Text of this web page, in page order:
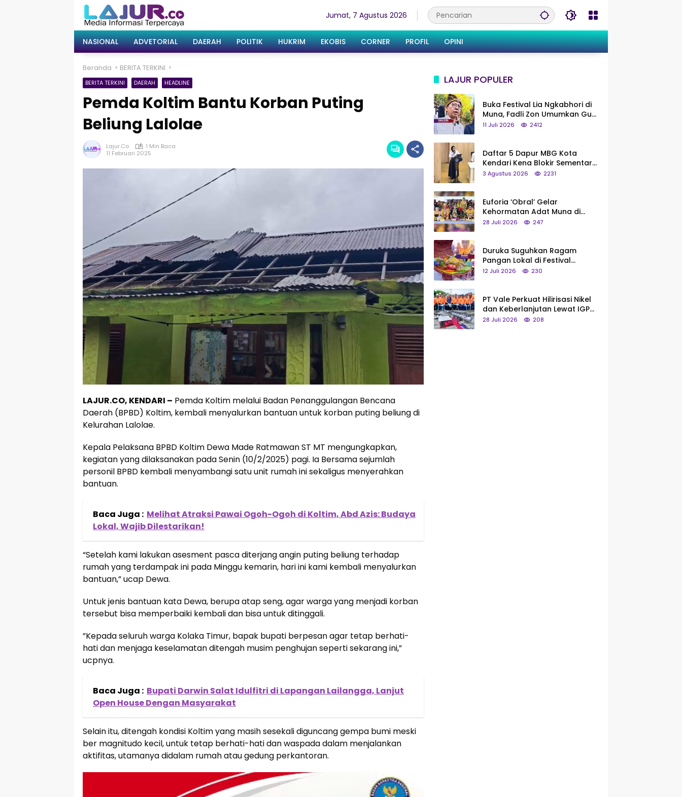
Jumat, 7 Agustus 2026
NASIONAL ADVETORIAL DAERAH POLITIK HUKRIM EKOBIS CORNER PROFIL OPINI
Beranda BERITA TERKINI
BERITA TERKINI DAERAH HEADLINE
Pemda Koltim Bantu Korban Puting
Beliung Lalolae
Lajur.co
1 Min Baca
11 Februari 2025
LAJUR.CO, KENDARI – Pemda Koltim melalui Badan Penanggulangan Bencana
Daerah (BPBD) Koltim, kembali menyalurkan bantuan untuk korban puting beliung di
Kelurahan Lalolae.
Kepala Pelaksana BPBD Koltim Dewa Made Ratmawan ST MT mengungkapkan,
kegiatan yang dilaksanakan pada Senin (10/2/2025) pagi. Ia Bersama sejumlah
personil BPBD kembali menyambangi satu unit rumah ini sekaligus menyerahkan
bantuan.
Baca Juga : Melihat Atraksi Pawai Ogoh-Ogoh di Koltim, Abd Azis: Budaya
Lokal, Wajib Dilestarikan!
“Setelah kami lakukan asesment pasca diterjang angin puting beliung terhadap
rumah yang terdampak ini pada Minggu kemarin, hari ini kami kembali menyalurkan
bantuan,” ucap Dewa.
Untuk jenis bantuan kata Dewa, berupa atap seng, agar warga yang menjadi korban
tersebut bisa memperbaiki kembali dan bisa untuk ditinggali.
”Kepada seluruh warga Kolaka Timur, bapak bupati berpesan agar tetap berhati-
hati dan menjaga keselamatan ditengah musim penghujan seperti sekarang ini,”
ucpnya.
Baca Juga : Bupati Darwin Salat Idulfitri di Lapangan Lailangga, Lanjut
Open House Dengan Masyarakat
Selain itu, ditengah kondisi Koltim yang masih sesekali diguncang gempa bumi meski
ber magnitudo kecil, untuk tetap berhati-hati dan waspada dalam menjalankan
aktifitas, utamanya didalam rumah atau gedung perkantoran.
LAJUR POPULER
Buka Festival Lia Ngkabhori di
Muna, Fadli Zon Umumkan Gua
Metanduno Segera Naik Status
11 Juli 2026 2412
Daftar 5 Dapur MBG Kota
Kendari Kena Blokir Sementara
dari Pusat
3 Agustus 2026 2231
Euforia ‘Obral’ Gelar
Kehormatan Adat Muna di
Silaturahmi KKMM, Ridwan Bae:
28 Juli 2026 247
Duruka Suguhkan Ragam
Pangan Lokal di Festival
Liangkobhori, Dari Umbi Rebus
12 Juli 2026 230
PT Vale Perkuat Hilirisasi Nikel
dan Keberlanjutan Lewat IGP
Morowali
28 Juli 2026 208